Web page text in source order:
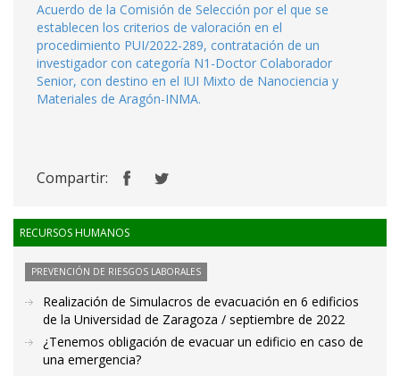
Acuerdo de la Comisión de Selección por el que se
establecen los criterios de valoración en el
procedimiento PUI/2022-289, contratación de un
investigador con categoría N1-Doctor Colaborador
Senior, con destino en el IUI Mixto de Nanociencia y
Materiales de Aragón-INMA.
Compartir:
RECURSOS HUMANOS
PREVENCIÓN DE RIESGOS LABORALES
Realización de Simulacros de evacuación en 6 edificios
de la Universidad de Zaragoza / septiembre de 2022
¿Tenemos obligación de evacuar un edificio en caso de
una emergencia?